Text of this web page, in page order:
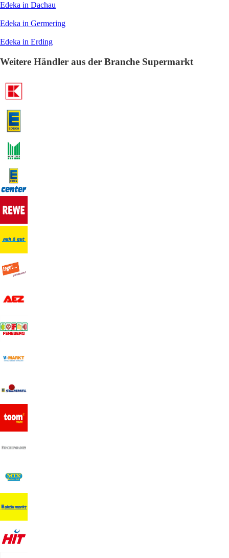
Edeka in Dachau
Edeka in Germering
Edeka in Erding
Weitere Händler aus der Branche Supermarkt